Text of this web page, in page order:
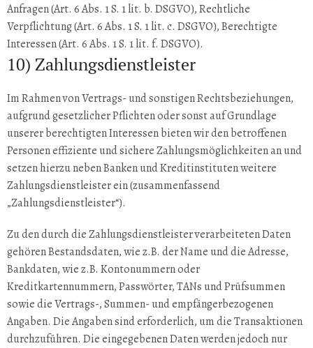
Anfragen (Art. 6 Abs. 1 S. 1 lit. b. DSGVO), Rechtliche
Verpflichtung (Art. 6 Abs. 1 S. 1 lit. c. DSGVO), Berechtigte
Interessen (Art. 6 Abs. 1 S. 1 lit. f. DSGVO).
10) Zahlungsdienstleister
Im Rahmen von Vertrags- und sonstigen Rechtsbeziehungen,
aufgrund gesetzlicher Pflichten oder sonst auf Grundlage
unserer berechtigten Interessen bieten wir den betroffenen
Personen effiziente und sichere Zahlungsmöglichkeiten an und
setzen hierzu neben Banken und Kreditinstituten weitere
Zahlungsdienstleister ein (zusammenfassend
„Zahlungsdienstleister“).
Zu den durch die Zahlungsdienstleister verarbeiteten Daten
gehören Bestandsdaten, wie z.B. der Name und die Adresse,
Bankdaten, wie z.B. Kontonummern oder
Kreditkartennummern, Passwörter, TANs und Prüfsummen
sowie die Vertrags-, Summen- und empfängerbezogenen
Angaben. Die Angaben sind erforderlich, um die Transaktionen
durchzuführen. Die eingegebenen Daten werden jedoch nur